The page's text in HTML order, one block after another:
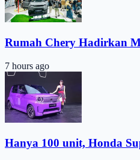
Rumah Chery Hadirkan
7 hours ago
Hanya 100 unit, Honda